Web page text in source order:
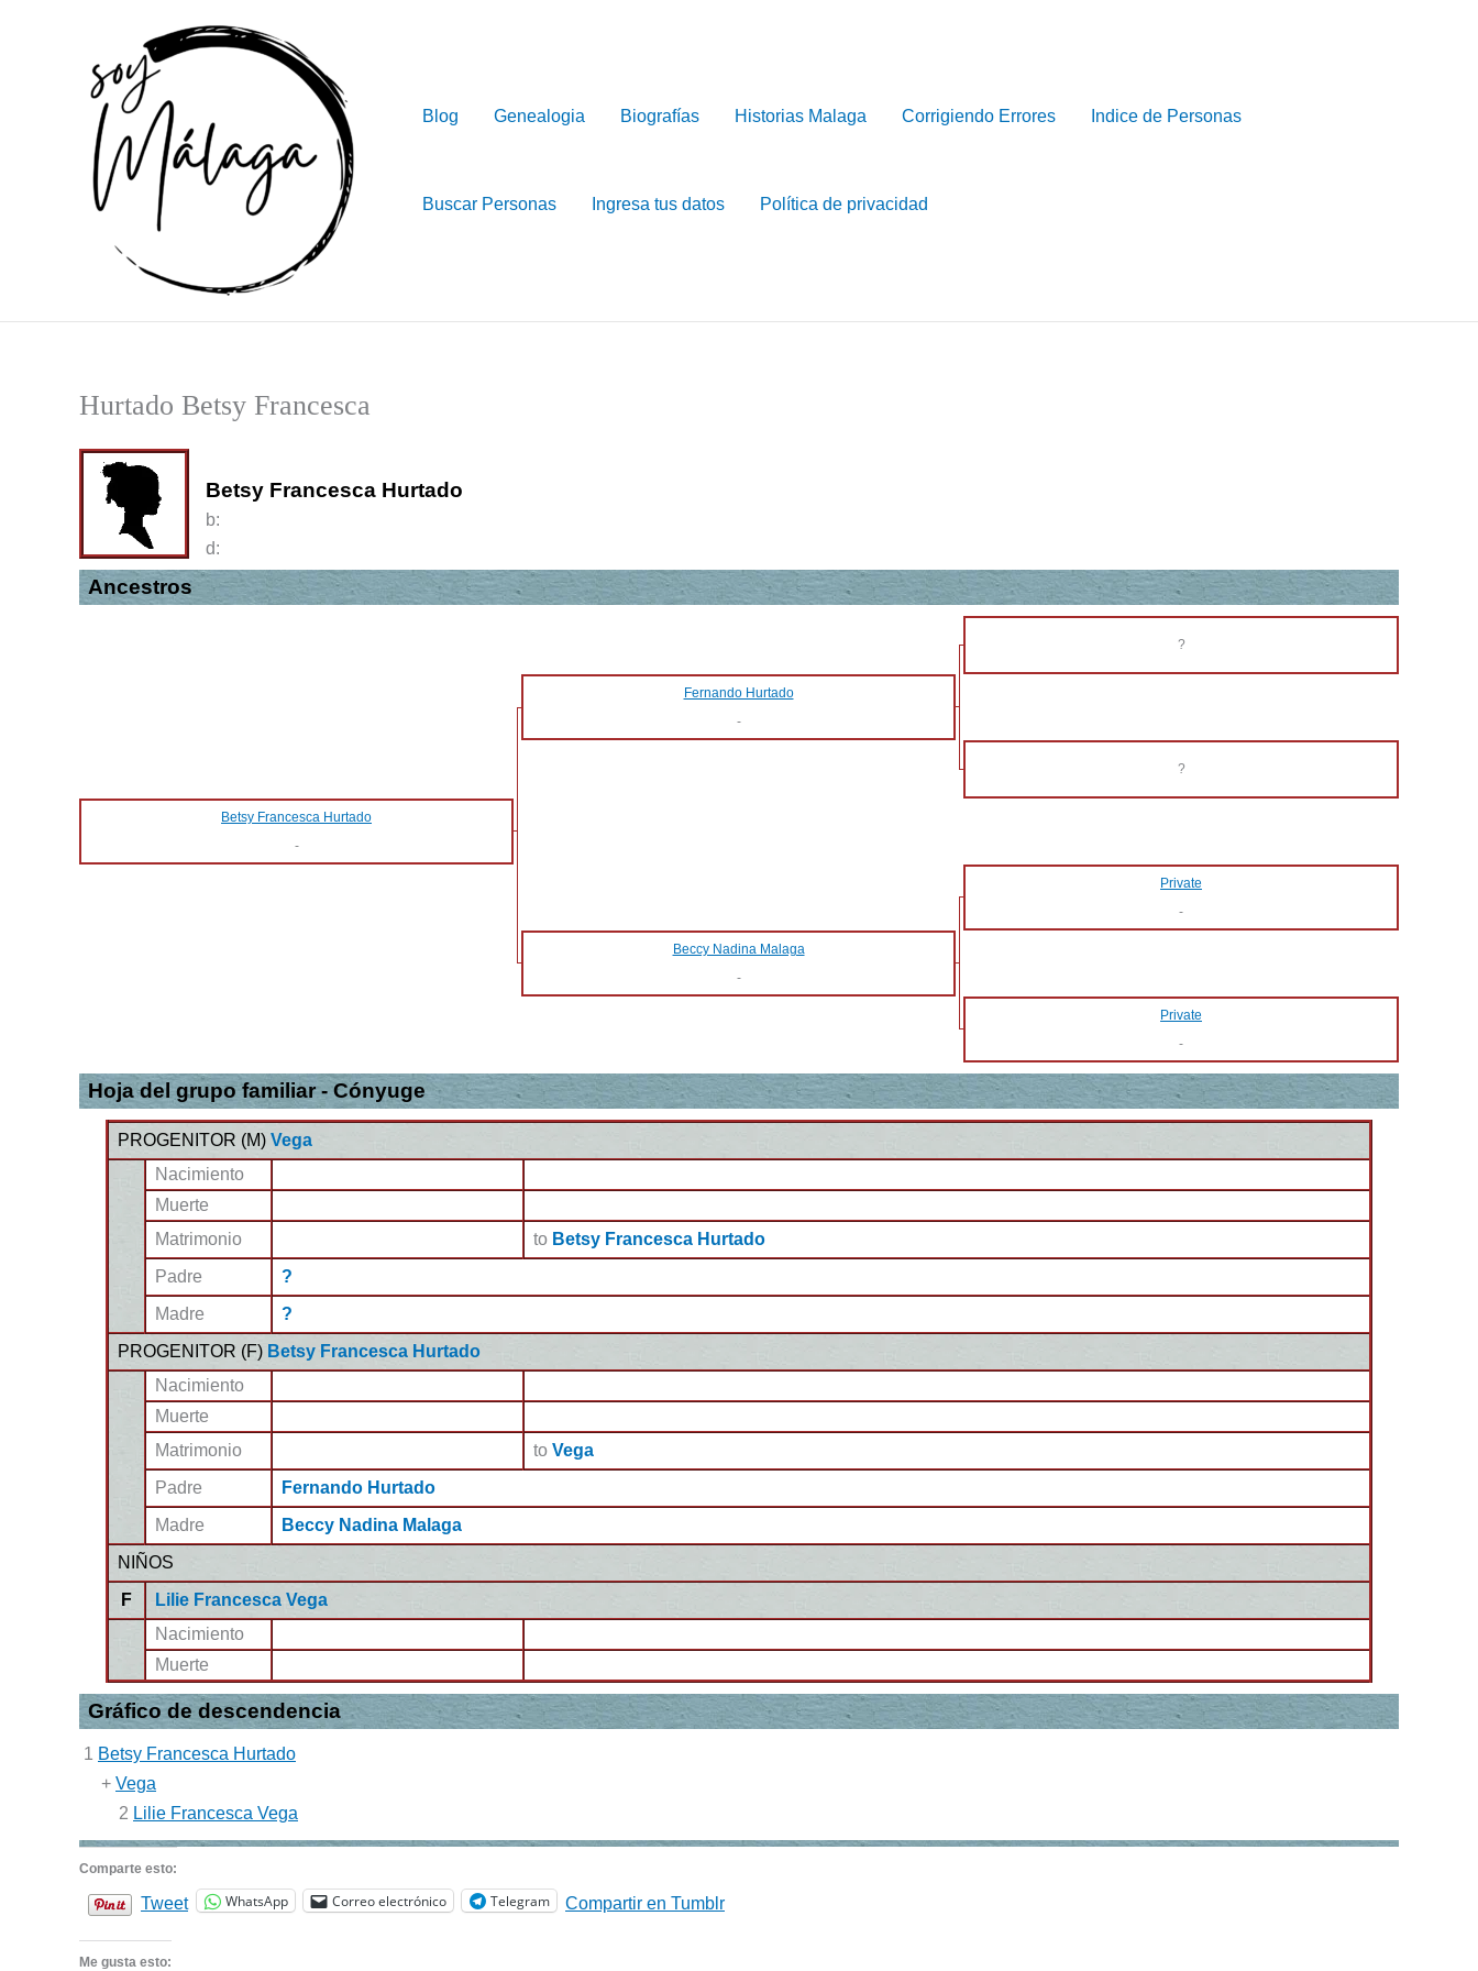
Blog Genealogia Biografías Historias Malaga Corrigiendo Errores Indice de Personas
Buscar Personas Ingresa tus datos Política de privacidad
Hurtado Betsy Francesca
Betsy Francesca Hurtado
b:
d:
Ancestros
?
Fernando Hurtado
-
?
Betsy Francesca Hurtado
-
Private
-
Beccy Nadina Malaga
-
Private
-
Hoja del grupo familiar - Cónyuge
PROGENITOR (M) Vega
Nacimiento
Muerte
Matrimonio
to Betsy Francesca Hurtado
Padre
?
Madre
?
PROGENITOR (F) Betsy Francesca Hurtado
Nacimiento
Muerte
Matrimonio
to Vega
Padre
Fernando Hurtado
Madre
Beccy Nadina Malaga
NIÑOS
F
Lilie Francesca Vega
Nacimiento
Muerte
Gráfico de descendencia
1 Betsy Francesca Hurtado
+ Vega
2 Lilie Francesca Vega
Comparte esto:
Tweet WhatsApp Correo electrónico Telegram Compartir en Tumblr
Me gusta esto: